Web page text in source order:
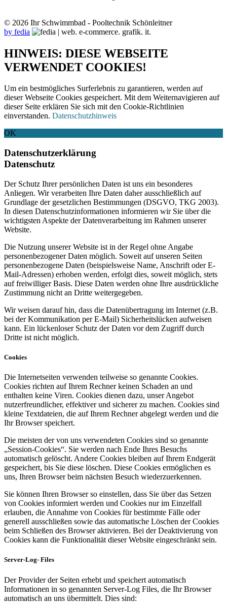
© 2026 Ihr Schwimmbad - Pooltechnik Schönleitner
by fedia
HINWEIS: DIESE WEBSEITE
VERWENDET COOKIES!
Um ein bestmögliches Surferlebnis zu garantieren, werden auf
dieser Webseite Cookies gespeichert. Mit dem Weiternavigieren auf
dieser Seite erklären Sie sich mit den Cookie-Richtlinien
einverstanden. Datenschutzhinweis
OK
Datenschutzerklärung
Datenschutz
Der Schutz Ihrer persönlichen Daten ist uns ein besonderes
Anliegen. Wir verarbeiten Ihre Daten daher ausschließlich auf
Grundlage der gesetzlichen Bestimmungen (DSGVO, TKG 2003).
In diesen Datenschutzinformationen informieren wir Sie über die
wichtigsten Aspekte der Datenverarbeitung im Rahmen unserer
Website.
Die Nutzung unserer Website ist in der Regel ohne Angabe
personenbezogener Daten möglich. Soweit auf unseren Seiten
personenbezogene Daten (beispielsweise Name, Anschrift oder E-
Mail-Adressen) erhoben werden, erfolgt dies, soweit möglich, stets
auf freiwilliger Basis. Diese Daten werden ohne Ihre ausdrückliche
Zustimmung nicht an Dritte weitergegeben.
Wir weisen darauf hin, dass die Datenübertragung im Internet (z.B.
bei der Kommunikation per E-Mail) Sicherheitslücken aufweisen
kann. Ein lückenloser Schutz der Daten vor dem Zugriff durch
Dritte ist nicht möglich.
Cookies
Die Internetseiten verwenden teilweise so genannte Cookies.
Cookies richten auf Ihrem Rechner keinen Schaden an und
enthalten keine Viren. Cookies dienen dazu, unser Angebot
nutzerfreundlicher, effektiver und sicherer zu machen. Cookies sind
kleine Textdateien, die auf Ihrem Rechner abgelegt werden und die
Ihr Browser speichert.
Die meisten der von uns verwendeten Cookies sind so genannte
„Session-Cookies“. Sie werden nach Ende Ihres Besuchs
automatisch gelöscht. Andere Cookies bleiben auf Ihrem Endgerät
gespeichert, bis Sie diese löschen. Diese Cookies ermöglichen es
uns, Ihren Browser beim nächsten Besuch wiederzuerkennen.
Sie können Ihren Browser so einstellen, dass Sie über das Setzen
von Cookies informiert werden und Cookies nur im Einzelfall
erlauben, die Annahme von Cookies für bestimmte Fälle oder
generell ausschließen sowie das automatische Löschen der Cookies
beim Schließen des Browser aktivieren. Bei der Deaktivierung von
Cookies kann die Funktionalität dieser Website eingeschränkt sein.
Server-Log- Files
Der Provider der Seiten erhebt und speichert automatisch
Informationen in so genannten Server-Log Files, die Ihr Browser
automatisch an uns übermittelt. Dies sind: